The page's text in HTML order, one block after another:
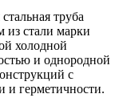
труба
стали марки
холодной
и однородной
с
герметичности.